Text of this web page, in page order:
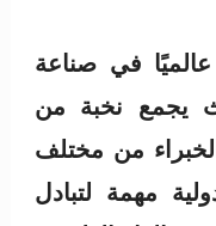
عالميًا في صناعة
يجمع نخبة من
من مختلف
مهمة لتبادل